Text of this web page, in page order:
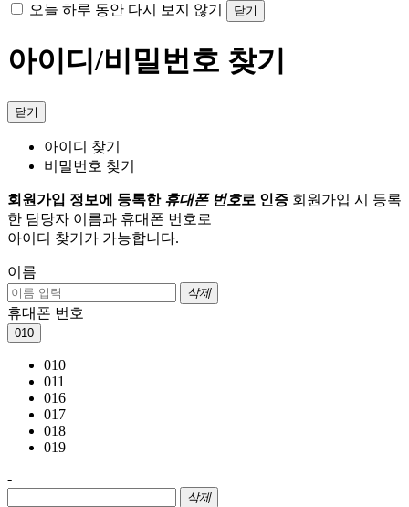
오늘 하루 동안 다시 보지 않기 닫기
아이디/비밀번호 찾기
닫기
아이디 찾기
비밀번호 찾기
회원가입 정보에 등록한 휴대폰 번호로 인증 회원가입 시 등록
한 담당자 이름과 휴대폰 번호로
아이디 찾기가 가능합니다.
이름
삭제
휴대폰 번호
010
010
011
016
017
018
019
-
삭제